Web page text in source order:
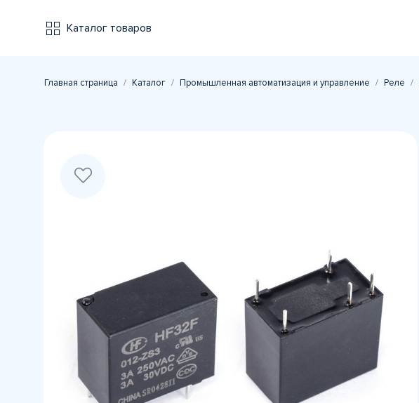
Каталог товаров
Главная страница Каталог Промышленная автоматизация и управление Реле